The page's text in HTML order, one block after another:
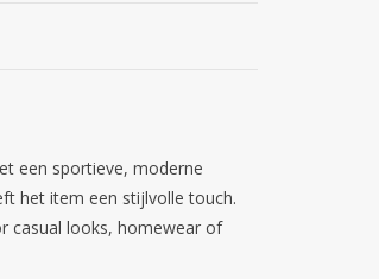
een sportieve, moderne
het item een stijlvolle touch.
casual looks, homewear of